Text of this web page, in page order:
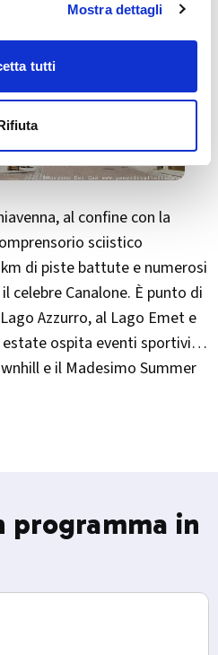
Mostra dettagli
tutti
al confine con la
sciistico
di piste battute e numerosi
Canalone. È punto di
Azzurro, al Lago Emet e
ospita eventi sportivi
e il Madesimo Summer
in